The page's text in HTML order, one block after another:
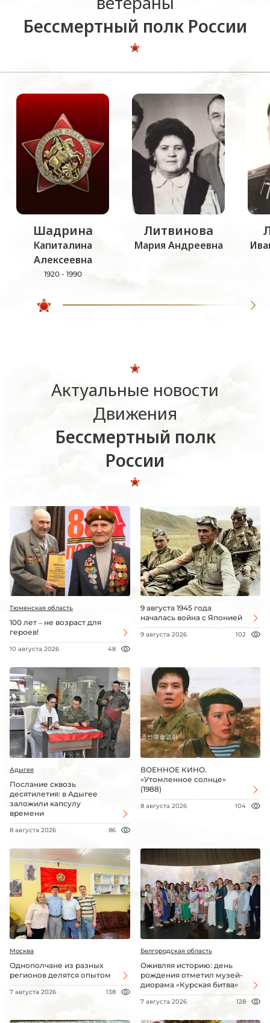
Бессмертный полк России
Шадрина
Капиталина
Алексеевна
1920 - 1990
Литвинова
Мария Андреевна
Актуальные новости
Движения
Бессмертный полк
России
Тюменская область
100 лет – не возраст для
героев!
10 августа 2026 48
9 августа 1945 года
началась война с Японией
9 августа 2026 102
Адыгея
Послание сквозь
десятилетия: в Адыгее
заложили капсулу
времени
8 августа 2026 86
ВОЕННОЕ КИНО.
«Утомленное солнце»
(1988)
8 августа 2026 104
Москва
Однополчане из разных
регионов делятся опытом
7 августа 2026 138
Белгородская область
Оживляя историю: день
рождения отметил музей-
диорама «Курская битва»
7 августа 2026 128